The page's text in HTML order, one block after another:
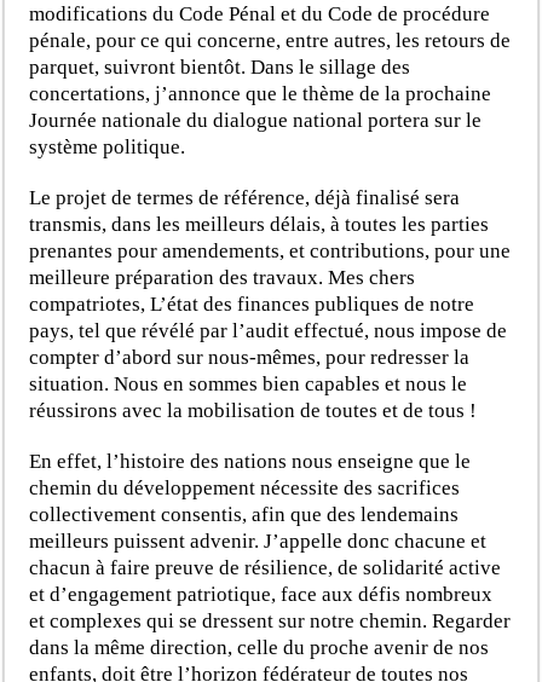
modifications du Code Pénal et du Code de procédure
pénale, pour ce qui concerne, entre autres, les retours de
parquet, suivront bientôt. Dans le sillage des
concertations, j’annonce que le thème de la prochaine
Journée nationale du dialogue national portera sur le
système politique.
Le projet de termes de référence, déjà finalisé sera
transmis, dans les meilleurs délais, à toutes les parties
prenantes pour amendements, et contributions, pour une
meilleure préparation des travaux. Mes chers
compatriotes, L’état des finances publiques de notre
pays, tel que révélé par l’audit effectué, nous impose de
compter d’abord sur nous-mêmes, pour redresser la
situation. Nous en sommes bien capables et nous le
réussirons avec la mobilisation de toutes et de tous !
En effet, l’histoire des nations nous enseigne que le
chemin du développement nécessite des sacrifices
collectivement consentis, afin que des lendemains
meilleurs puissent advenir. J’appelle donc chacune et
chacun à faire preuve de résilience, de solidarité active
et d’engagement patriotique, face aux défis nombreux
et complexes qui se dressent sur notre chemin. Regarder
dans la même direction, celle du proche avenir de nos
enfants, doit être l’horizon fédérateur de toutes nos